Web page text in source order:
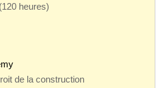
heures)
de la construction